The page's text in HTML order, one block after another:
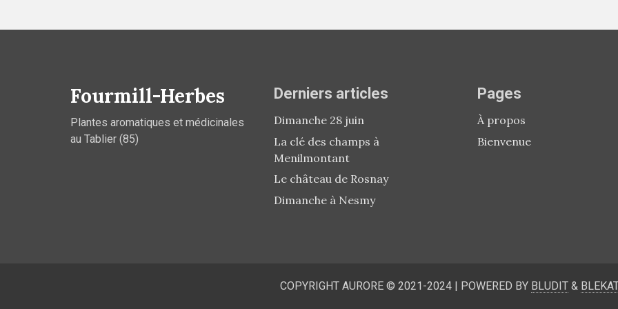
Fourmill-Herbes
Plantes aromatiques et médicinales
au Tablier (85)
Derniers articles
Dimanche 28 juin
La clé des champs à
Menilmontant
Le château de Rosnay
Dimanche à Nesmy
Pages
À propos
Bienvenue
COPYRIGHT AURORE © 2021-2024 | POWERED BY BLUDIT&